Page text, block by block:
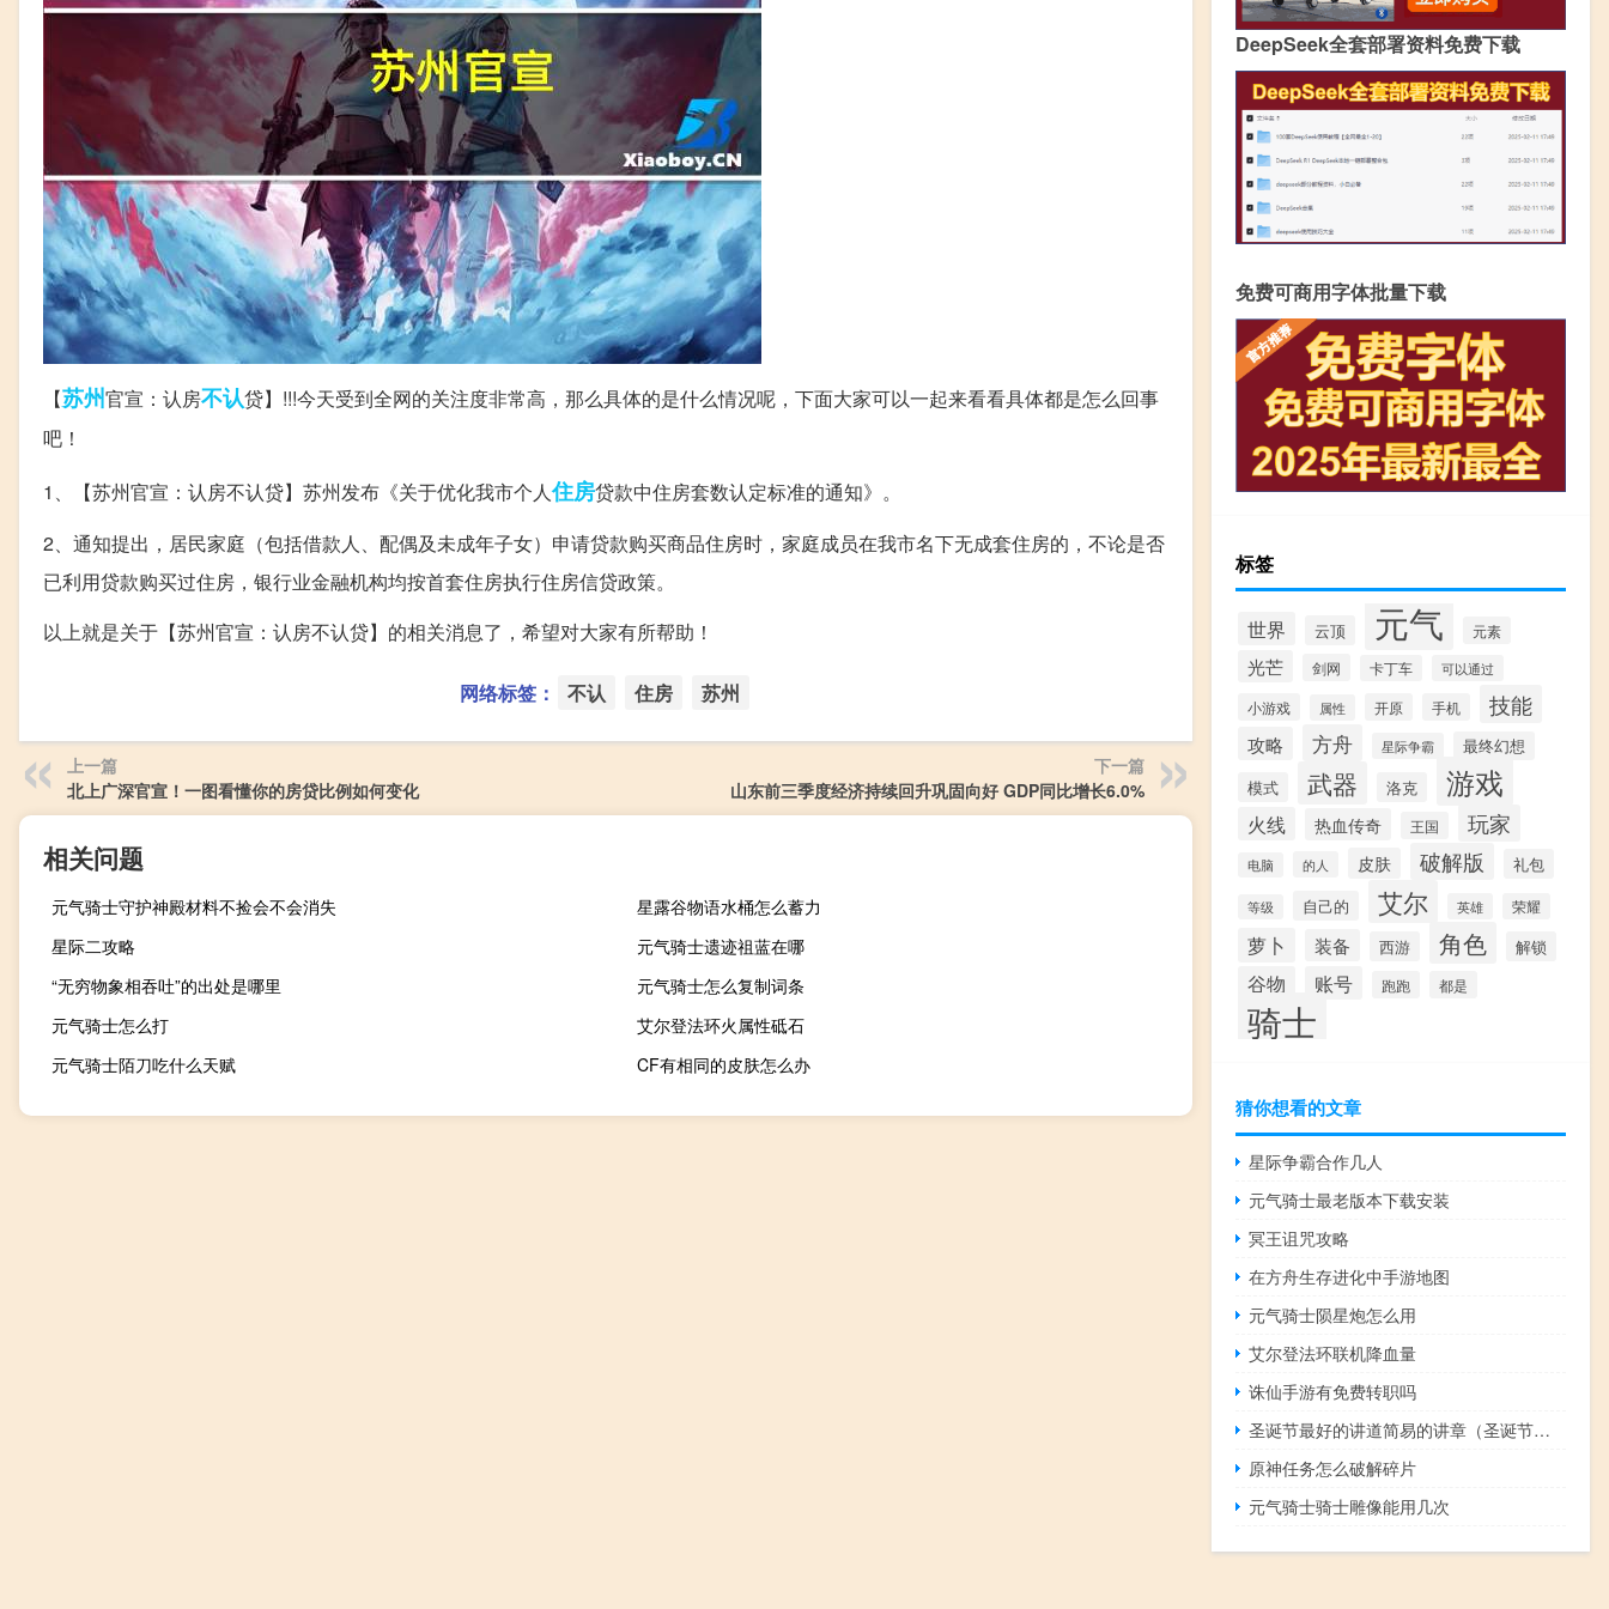
【苏州官宣：认房不认贷】!!!今天受到全网的关注度非常高，那么具体的是什么情况呢，下面大家可以一起来看看具体都是怎么回事
吧！
1、【苏州官宣：认房不认贷】苏州发布《关于优化我市个人住房贷款中住房套数认定标准的通知》。
2、通知提出，居民家庭（包括借款人、配偶及未成年子女）申请贷款购买商品住房时，家庭成员在我市名下无成套住房的，不论是否
已利用贷款购买过住房，银行业金融机构均按首套住房执行住房信贷政策。
以上就是关于【苏州官宣：认房不认贷】的相关消息了，希望对大家有所帮助！
网络标签： 不认 住房 苏州
上一篇
北上广深官宣！一图看懂你的房贷比例如何变化
下一篇
山东前三季度经济持续回升巩固向好 GDP同比增长6.0%
相关问题
元气骑士守护神殿材料不捡会不会消失
星露谷物语水桶怎么蓄力
星际二攻略
元气骑士遗迹祖蓝在哪
“无穷物象相吞吐”的出处是哪里
元气骑士怎么复制词条
元气骑士怎么打
艾尔登法环火属性砥石
元气骑士陌刀吃什么天赋
CF有相同的皮肤怎么办
DeepSeek全套部署资料免费下载
免费可商用字体批量下载
标签
世界 云顶 元气 元素
光芒 剑网 卡丁车 可以通过
小游戏 属性 开原 手机 技能
攻略 方舟 星际争霸 最终幻想
模式 武器 洛克 游戏
火线 热血传奇 王国 玩家
电脑 的人 皮肤 破解版 礼包
等级 自己的 艾尔 英雄 荣耀
萝卜 装备 西游 角色 解锁
谷物 账号 跑跑 都是
骑士
猜你想看的文章
星际争霸合作几人
元气骑士最老版本下载安装
冥王诅咒攻略
在方舟生存进化中手游地图
元气骑士陨星炮怎么用
艾尔登法环联机降血量
诛仙手游有免费转职吗
圣诞节最好的讲道简易的讲章（圣诞节最好的讲道）
原神任务怎么破解碎片
元气骑士骑士雕像能用几次